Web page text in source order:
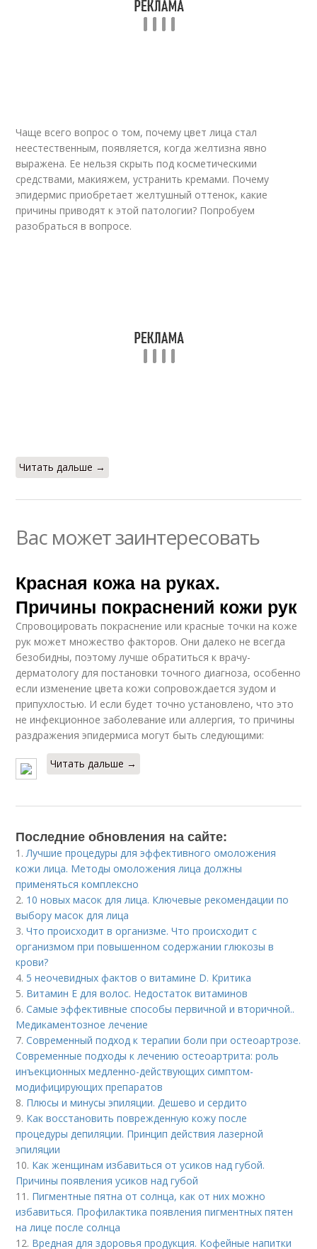
Чаще всего вопрос о том, почему цвет лица стал
неестественным, появляется, когда желтизна явно
выражена. Ее нельзя скрыть под косметическими
средствами, макияжем, устранить кремами. Почему
эпидермис приобретает желтушный оттенок, какие
причины приводят к этой патологии? Попробуем
разобраться в вопросе.
Читать дальше →
Вас может заинтересовать
Красная кожа на руках.
Причины покраснений кожи рук
Спровоцировать покраснение или красные точки на коже
рук может множество факторов. Они далеко не всегда
безобидны, поэтому лучше обратиться к врачу-
дерматологу для постановки точного диагноза, особенно
если изменение цвета кожи сопровождается зудом и
припухлостью. И если будет точно установлено, что это
не инфекционное заболевание или аллергия, то причины
раздражения эпидермиса могут быть следующими:
Читать дальше →
Последние обновления на сайте:
1.Лучшие процедуры для эффективного омоложения
кожи лица. Методы омоложения лица должны
применяться комплексно
2. 10 новых масок для лица. Ключевые рекомендации по
выбору масок для лица
3.Что происходит в организме. Что происходит с
организмом при повышенном содержании глюкозы в
крови?
4. 5 неочевидных фактов о витамине D. Критика
5. Витамин Е для волос. Недостаток витаминов
6.Самые эффективные способы первичной и вторичной..
Медикаментозное лечение
7.Современный подход к терапии боли при остеоартрозе.
Современные подходы к лечению остеоартрита: роль
инъекционных медленно-действующих симптом-
модифицирующих препаратов
8. Плюсы и минусы эпиляции. Дешево и сердито
9. Как восстановить поврежденную кожу после
процедуры депиляции. Принцип действия лазерной
эпиляции
10. Как женщинам избавиться от усиков над губой.
Причины появления усиков над губой
11. Пигментные пятна от солнца, как от них можно
избавиться. Профилактика появления пигментных пятен
на лице после солнца
12. Вредная для здоровья продукция. Кофейные напитки